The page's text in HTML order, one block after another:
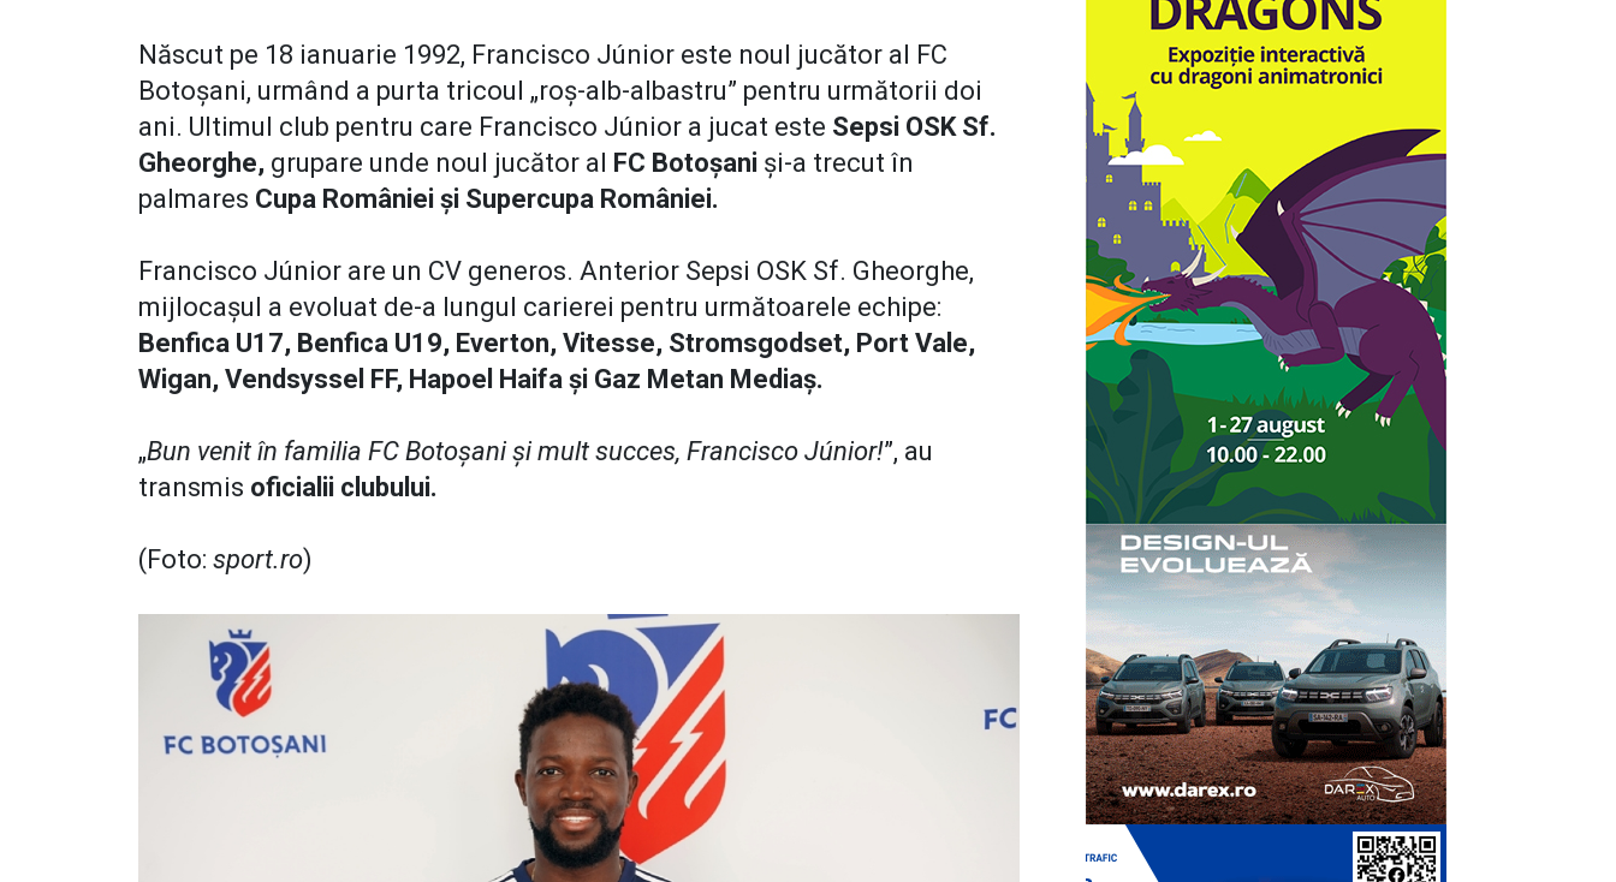
Născut pe 18 ianuarie 1992, Francisco Júnior este noul jucător al FC
Botoșani, urmând a purta tricoul „roș-alb-albastru” pentru următorii doi
ani. Ultimul club pentru care Francisco Júnior a jucat este Sepsi OSK Sf.
Gheorghe, grupare unde noul jucător al FC Botoșani și-a trecut în
palmares Cupa României și Supercupa României.
Francisco Júnior are un CV generos. Anterior Sepsi OSK Sf. Gheorghe,
mijlocașul a evoluat de-a lungul carierei pentru următoarele echipe:
Benfica U17, Benfica U19, Everton, Vitesse, Stromsgodset, Port Vale,
Wigan, Vendsyssel FF, Hapoel Haifa și Gaz Metan Mediaș.
„Bun venit în familia FC Botoșani și mult succes, Francisco Júnior!”, au
transmis oficialii clubului.
(Foto: sport.ro)